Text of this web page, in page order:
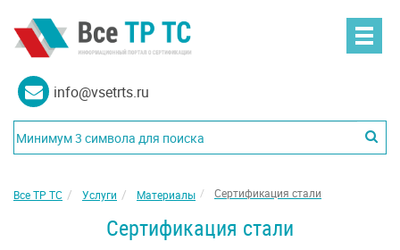
info@vsetrts.ru
Все ТР ТС Услуги Материалы Сертификация стали
Сертификация стали